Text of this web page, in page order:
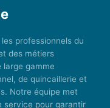
professionnels du
des métiers
gamme
de quincaillerie et
Notre équipe met
service pour garantir